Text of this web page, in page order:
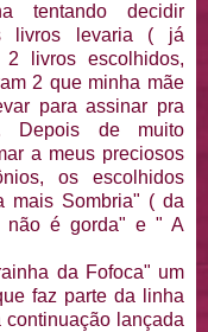
tentando decidir
livros levaria ( já
2 livros escolhidos,
2 que minha mãe
para assinar pra
Depois de muito
a meus preciosos
os escolhidos
mais Sombria" ( da
não é gorda" e " A
da Fofoca" um
faz parte da linha
lançada